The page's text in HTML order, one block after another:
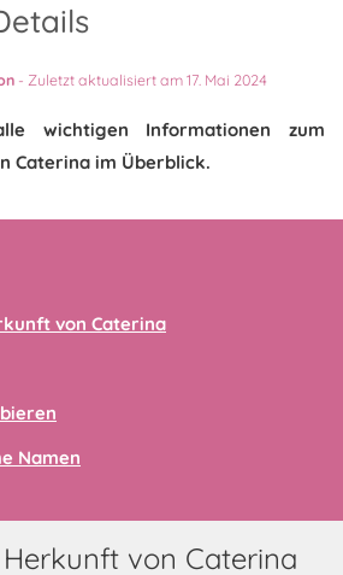
- Zuletzt aktualisiert am 17. Mai 2024
wichtigen Informationen zum
Caterina im Überblick.
von Caterina
Namen
von Caterina